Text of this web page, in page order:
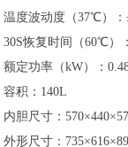
温度波动度（37℃）
30S恢复时间（60℃）
额定功率（kW）：
容积：140L
内胆尺寸：
外形尺寸：